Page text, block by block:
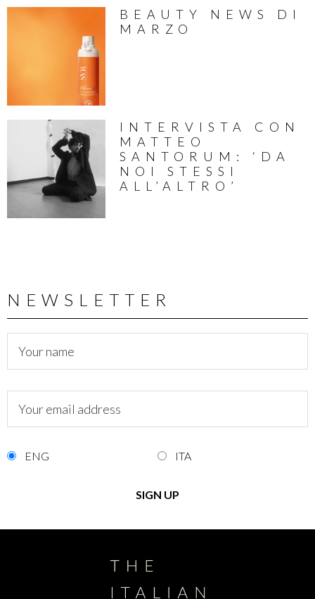
BEAUTY NEWS DI
MARZO
INTERVISTA CON
MATTEO
SANTORUM: ‘DA
NOI STESSI
ALL’ALTRO’
NEWSLETTER
ENG ITA